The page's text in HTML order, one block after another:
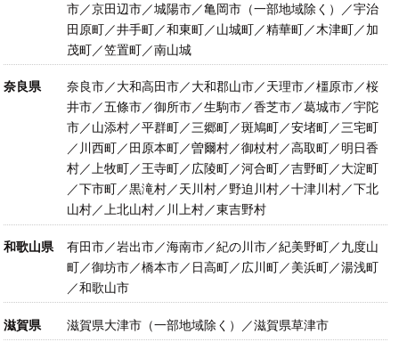
市／京田辺市／城陽市／亀岡市（一部地域除く）／宇治
田原町／井手町／和東町／山城町／精華町／木津町／加
茂町／笠置町／南山城
奈良県
奈良市／大和高田市／大和郡山市／天理市／橿原市／桜
井市／五條市／御所市／生駒市／香芝市／葛城市／宇陀
市／山添村／平群町／三郷町／斑鳩町／安堵町／三宅町
／川西町／田原本町／曽爾村／御杖村／高取町／明日香
村／上牧町／王寺町／広陵町／河合町／吉野町／大淀町
／下市町／黒滝村／天川村／野迫川村／十津川村／下北
山村／上北山村／川上村／東吉野村
和歌山県
有田市／岩出市／海南市／紀の川市／紀美野町／九度山
町／御坊市／橋本市／日高町／広川町／美浜町／湯浅町
／和歌山市
滋賀県 滋賀県大津市（一部地域除く）／滋賀県草津市